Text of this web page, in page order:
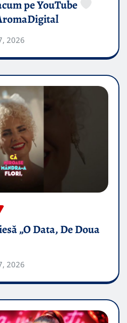
pe YouTube
2026
„O Data, De Doua
2026